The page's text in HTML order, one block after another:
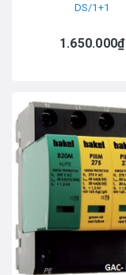
DS/1+1
1.650.000₫